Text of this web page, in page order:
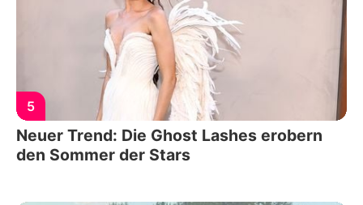
5
Neuer Trend: Die Ghost Lashes erobern
den Sommer der Stars